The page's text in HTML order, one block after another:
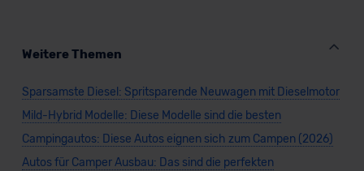
Weitere Themen
Sparsamste Diesel: Spritsparende Neuwagen mit Dieselmotor
Mild-Hybrid Modelle: Diese Modelle sind die besten
Campingautos: Diese Autos eignen sich zum Campen (2026)
Autos für Camper Ausbau: Das sind die perfekten